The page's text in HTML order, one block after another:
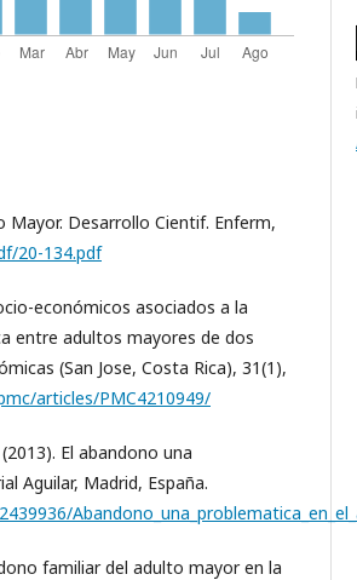
Mayor. Desarrollo Cientif. Enferm,
20-134.pdf
económicos asociados a la
entre adultos mayores de dos
(San Jose, Costa Rica), 31(1),
articles/PMC4210949/
El abandono una
Aguilar, Madrid, España.
familiar del adulto mayor en la